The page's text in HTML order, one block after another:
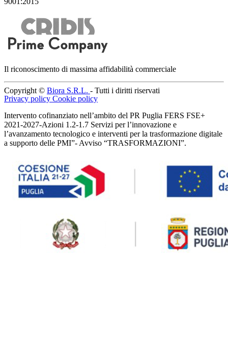
Il riconoscimento di massima affidabilità commerciale
Copyright © Biora S.R.L. - Tutti i diritti riservati
Privacy policy Cookie policy
Intervento cofinanziato nell’ambito del PR Puglia FERS FSE+
2021-2027-Azioni 1.2-1.7 Servizi per l’innovazione e
l’avanzamento tecnologico e interventi per la trasformazione digitale
a supporto delle PMI”- Avviso “TRASFORMAZIONI”.